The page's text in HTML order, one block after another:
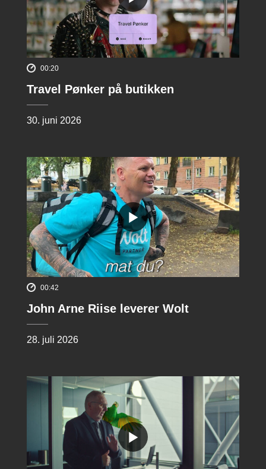
00:20
Travel Pønker på butikken
30. juni 2026
00:42
John Arne Riise leverer Wolt
28. juli 2026